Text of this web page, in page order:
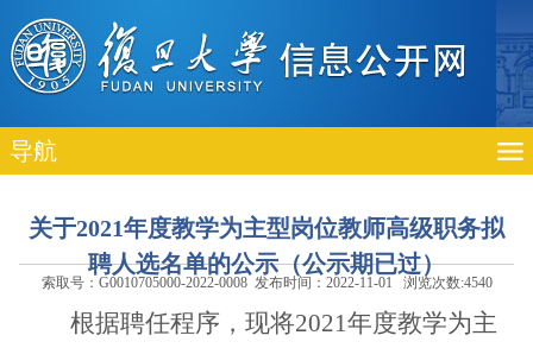
导航
关于2021年度教学为主型岗位教师高级职务拟
聘人选名单的公示（公示期已过）
索取号：G0010705000-2022-0008 发布时间：2022-11-01 浏览次数:4540
根据聘任程序，现将2021年度教学为主